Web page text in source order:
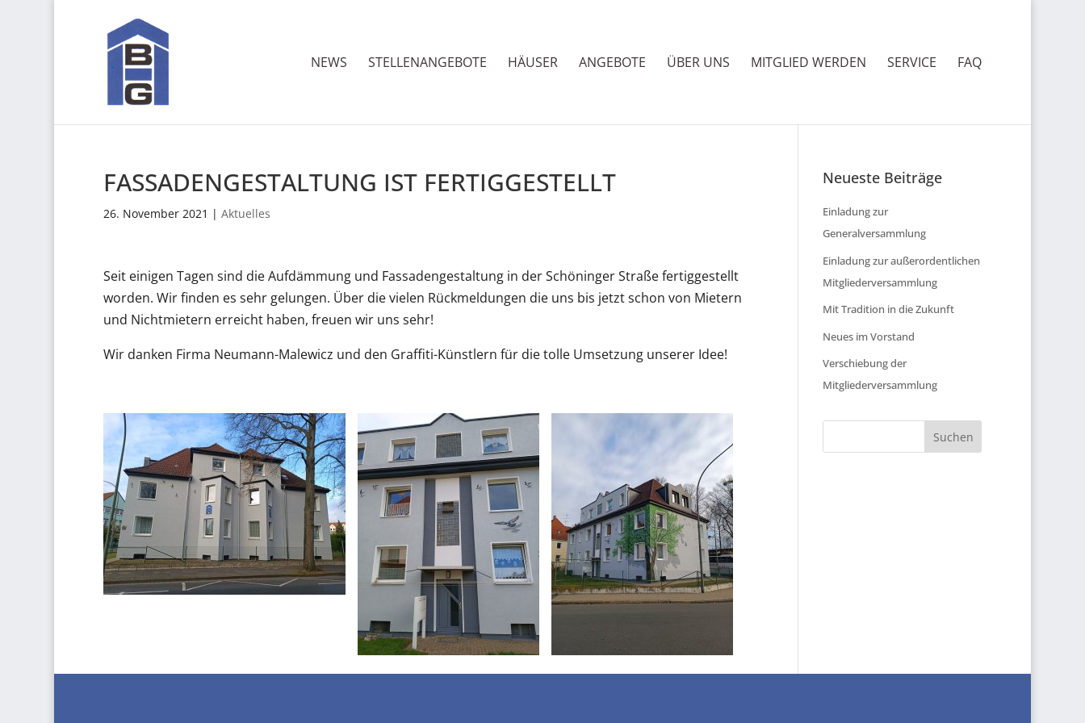
NEWS STELLENANGEBOTE HÄUSER ANGEBOTE ÜBER UNS MITGLIED WERDEN SERVICE FAQ
FASSADENGESTALTUNG IST FERTIGGESTELLT
26. November 2021 | Aktuelles
Seit einigen Tagen sind die Aufdämmung und Fassadengestaltung in der Schöninger Straße fertiggestellt
worden. Wir finden es sehr gelungen. Über die vielen Rückmeldungen die uns bis jetzt schon von Mietern
und Nichtmietern erreicht haben, freuen wir uns sehr!
Wir danken Firma Neumann-Malewicz und den Graffiti-Künstlern für die tolle Umsetzung unserer Idee!
Neueste Beiträge
Einladung zur
Generalversammlung
Einladung zur außerordentlichen
Mitgliederversammlung
Mit Tradition in die Zukunft
Neues im Vorstand
Verschiebung der
Mitgliederversammlung